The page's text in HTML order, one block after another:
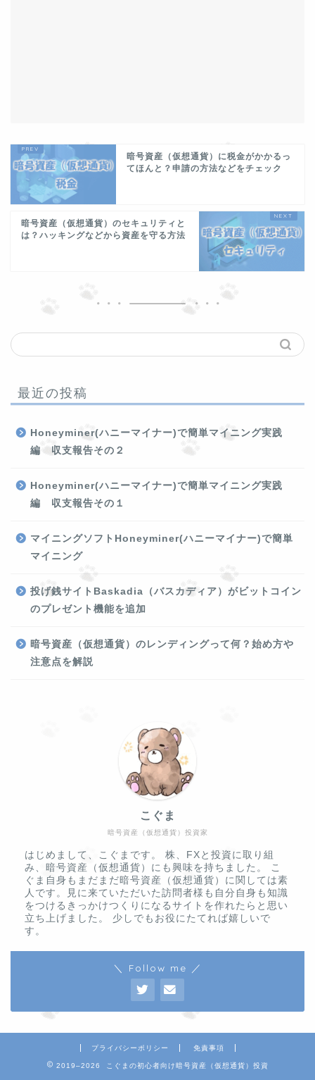
暗号資産（仮想通貨）に税金がかかるっ
てほんと？申請の方法などをチェック
暗号資産（仮想通貨）のセキュリティと
は？ハッキングなどから資産を守る方法
最近の投稿
Honeyminer(ハニーマイナー)で簡単マイニング実践
編 収支報告その２
Honeyminer(ハニーマイナー)で簡単マイニング実践
編 収支報告その１
マイニングソフトHoneyminer(ハニーマイナー)で簡単
マイニング
投げ銭サイトBaskadia（バスカディア）がビットコイン
のプレゼント機能を追加
暗号資産（仮想通貨）のレンディングって何？始め方や
注意点を解説
暗号資産（仮想通貨）投資家
こぐま
はじめまして、こぐまです。 株、FXと投資に取り組
み、暗号資産（仮想通貨）にも興味を持ちました。 こ
ぐま自身もまだまだ暗号資産（仮想通貨）に関しては素
人です。見に来ていただいた訪問者様も自分自身も知識
をつけるきっかけつくりになるサイトを作れたらと思い
立ち上げました。 少しでもお役にたてれば嬉しいで
す。
＼ Follow me ／
プライバシーポリシー 免責事項
2019–2026 こぐまの初心者向け暗号資産（仮想通貨）投資